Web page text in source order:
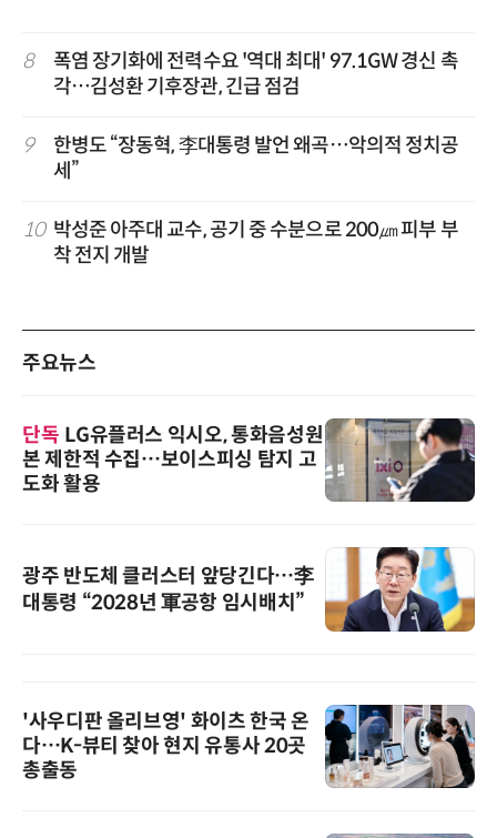
8
폭염 장기화에 전력수요 '역대 최대' 97.1GW 경신 촉
각…김성환 기후장관, 긴급 점검
9
한병도 “장동혁, 李대통령 발언 왜곡…악의적 정치공
세”
10 박성준 아주대 교수, 공기 중 수분으로 200㎛ 피부 부
착 전지 개발
주요뉴스
단독 LG유플러스 익시오, 통화음성원
본 제한적 수집…보이스피싱 탐지 고
도화 활용
광주 반도체 클러스터 앞당긴다…李
대통령 “2028년 軍공항 임시배치”
'사우디판 올리브영' 화이츠 한국 온
다…K-뷰티 찾아 현지 유통사 20곳
총출동